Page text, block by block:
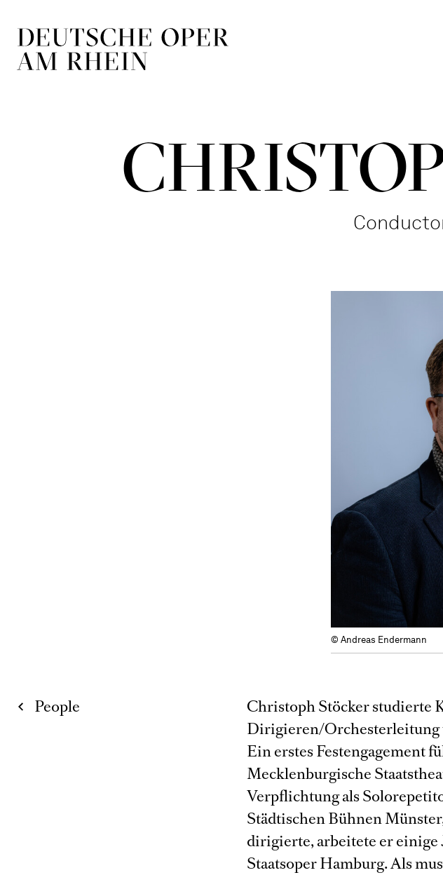
© Andreas Endermann
People
Christoph Stöcker studierte
Dirigieren/Orchesterleitung
Ein erstes Festengagement
Mecklenburgische
Verpflichtung als
Städtischen Bühnen
dirigierte, arbeitete er einige
Staatsoper Hamburg. Als